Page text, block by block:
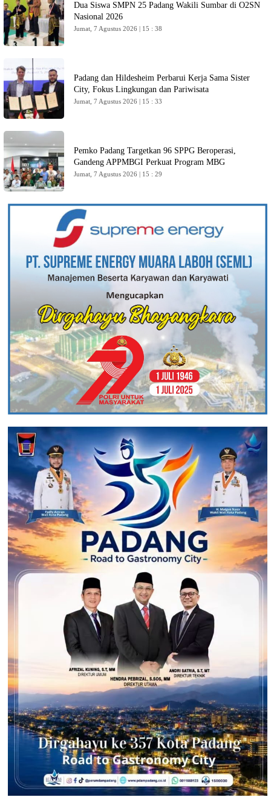
Dua Siswa SMPN 25 Padang Wakili Sumbar di O2SN
Nasional 2026
Jumat, 7 Agustus 2026 | 15 : 38
Padang dan Hildesheim Perbarui Kerja Sama Sister
City, Fokus Lingkungan dan Pariwisata
Jumat, 7 Agustus 2026 | 15 : 33
Pemko Padang Targetkan 96 SPPG Beroperasi,
Gandeng APPMBGI Perkuat Program MBG
Jumat, 7 Agustus 2026 | 15 : 29